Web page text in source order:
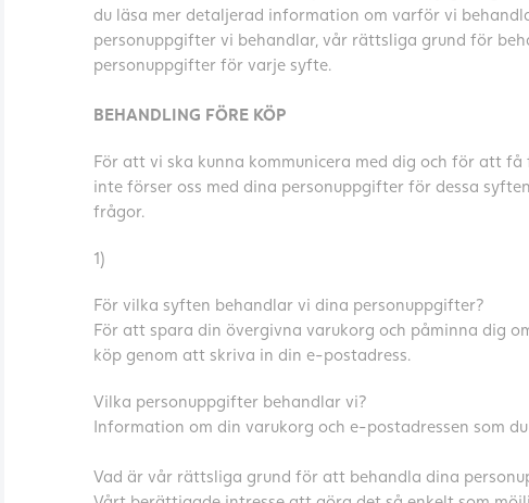
du läsa mer detaljerad information om varför vi
personuppgifter vi behandlar, vår rättsliga grund för
personuppgifter för varje syfte.
BEHANDLING FÖRE KÖP
För att vi ska kunna kommunicera med dig och för att
inte förser oss med dina personuppgifter för dessa
frågor.
1)
För vilka syften behandlar vi dina personuppgifter?
För att spara din övergivna varukorg och påminna dig
köp genom att skriva in din e-postadress.
Vilka personuppgifter behandlar vi?
Information om din varukorg och e-postadressen som
Vad är vår rättsliga grund för att behandla dina